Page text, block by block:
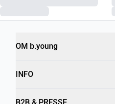
OM b.young
INFO